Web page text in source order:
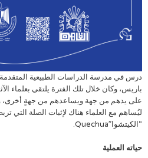
باريس، وكان خلال تلك الفترة يلتقي بعلماء
على يدهم من جهة ويساعدهم من جهةٍ أخرى،
ليُساهم مع العلماء هناك لإثبات الصلة التي
“الكيتشوا”Quechua.
حياته العملية